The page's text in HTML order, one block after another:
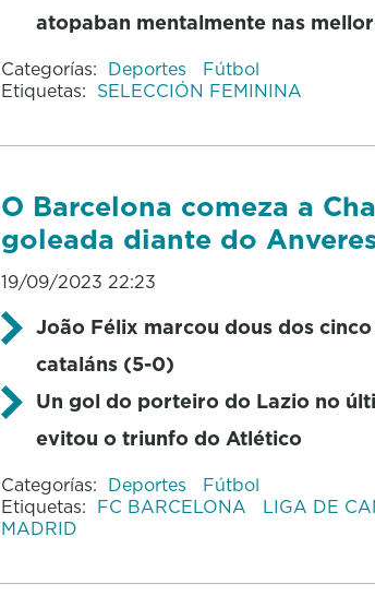
atopaban mentalmente nas
Categorías: Deportes
Fútbol
Etiquetas: SELECCIÓN FEMININA
O Barcelona comeza a
goleada diante do
19/09/2023 22:23
João Félix marcou dous dos
cataláns (5-0)
Un gol do porteiro do Lazio no
evitou o triunfo do Atlético
Categorías: Deportes
Fútbol
Etiquetas: FC BARCELONA LIGA DE
MADRID